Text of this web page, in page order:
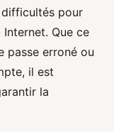
pour
Que ce
passe erroné ou
il est
la